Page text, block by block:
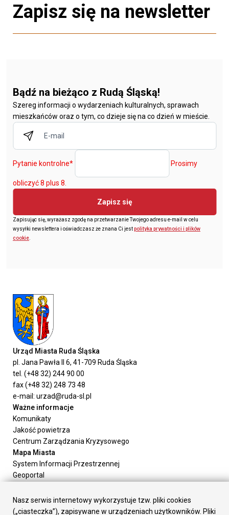
Zapisz się na newsletter
Bądź na bieżąco z Rudą Śląską!
Szereg informacji o wydarzeniach kulturalnych, sprawach
mieszkańców oraz o tym, co dzieje się na co dzień w mieście.
Pytanie kontrolne* Prosimy
obliczyć 8 plus 8.
Zapisz się
Zapisując się, wyrażasz zgodę na przetwarzanie Twojego adresu e-mail w celu
wysyłki newslettera i oświadczasz że znana Ci jestpolityka prywatności i plików
cookie
Urząd Miasta Ruda Śląska
pl. Jana Pawła II 6, 41-709 Ruda Śląska
tel. (+48 32) 244 90 00
fax (+48 32) 248 73 48
e-mail: urzad@ruda-sl.pl
Ważne informacje
Komunikaty
Jakość powietrza
Centrum Zarządzania Kryzysowego
Mapa Miasta
System Informacji Przestrzennej
Geoportal
Załatw sprawę
Prezydent Miasta
Nasz serwis internetowy wykorzystuje tzw. pliki cookies
(„ciasteczka”), zapisywane w urządzeniach użytkowników. Pliki